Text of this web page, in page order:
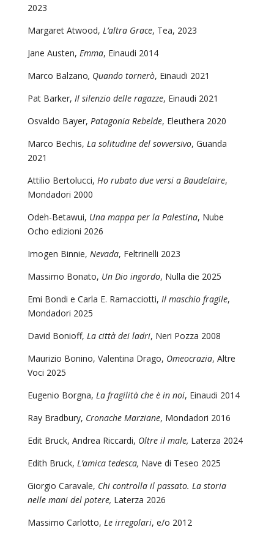
2023
Margaret Atwood, L’altra Grace, Tea, 2023
Jane Austen, Emma, Einaudi 2014
Marco Balzano, Quando tornerò, Einaudi 2021
Pat Barker, Il silenzio delle ragazze, Einaudi 2021
Osvaldo Bayer, Patagonia Rebelde, Eleuthera 2020
Marco Bechis, La solitudine del sovversivo, Guanda
2021
Attilio Bertolucci, Ho rubato due versi a Baudelaire,
Mondadori 2000
Odeh-Betawui, Una mappa per la Palestina, Nube
Ocho edizioni 2026
Imogen Binnie, Nevada, Feltrinelli 2023
Massimo Bonato, Un Dio ingordo, Nulla die 2025
Emi Bondi e Carla E. Ramacciotti, Il maschio fragile,
Mondadori 2025
David Bonioff, La città dei ladri, Neri Pozza 2008
Maurizio Bonino, Valentina Drago, Omeocrazia, Altre
Voci 2025
Eugenio Borgna, La fragilità che è in noi, Einaudi 2014
Ray Bradbury, Cronache Marziane, Mondadori 2016
Edit Bruck, Andrea Riccardi, Oltre il male, Laterza 2024
Edith Bruck, L’amica tedesca, Nave di Teseo 2025
Giorgio Caravale, Chi controlla il passato. La storia
nelle mani del potere, Laterza 2026
Massimo Carlotto, Le irregolari, e/o 2012